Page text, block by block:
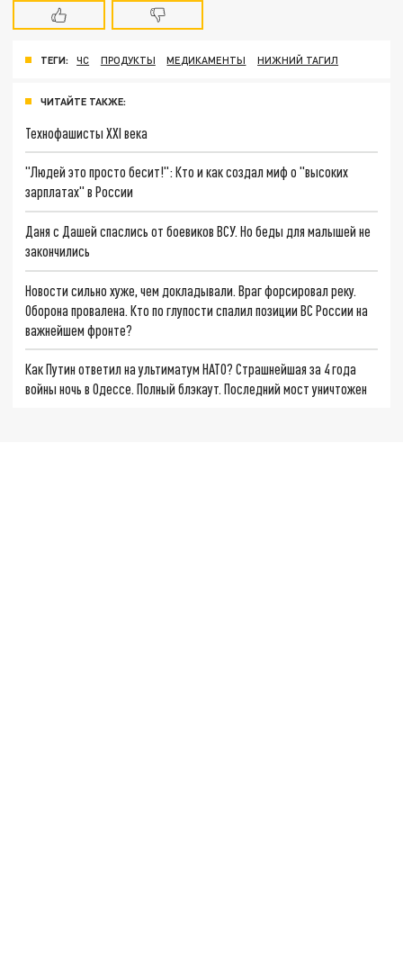
ТЕГИ: ЧС ПРОДУКТЫ МЕДИКАМЕНТЫ НИЖНИЙ ТАГИЛ
ЧИТАЙТЕ ТАКЖЕ:
Технофашисты XXI века
"Людей это просто бесит!": Кто и как создал миф о "высоких
зарплатах" в России
Даня с Дашей спаслись от боевиков ВСУ. Но беды для малышей не
закончились
Новости сильно хуже, чем докладывали. Враг форсировал реку.
Оборона провалена. Кто по глупости спалил позиции ВС России на
важнейшем фронте?
Как Путин ответил на ультиматум НАТО? Страшнейшая за 4 года
войны ночь в Одессе. Полный блэкаут. Последний мост уничтожен